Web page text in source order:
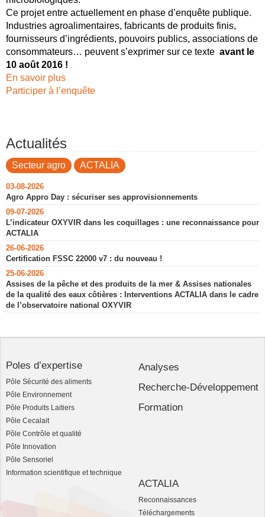
Ce projet entre actuellement en phase d’enquête publique.
Industries agroalimentaires, fabricants de produits finis,
fournisseurs d’ingrédients, pouvoirs publics, associations de
consommateurs… peuvent s’exprimer sur ce texte avant le
10 août 2016 !
En savoir plus
Participer à l’enquête
Actualités
Secteur agro ACTALIA
03-08-2026
Agro Appro Day : sécuriser ses approvisionnements
09-07-2026
L’indicateur OXYVIR dans les coquillages : une reconnaissance pour
ACTALIA
26-06-2026
Certification FSSC 22000 v7 : du nouveau !
25-06-2026
Assises de la pêche et des produits de la mer & Assises nationales
de la qualité des eaux côtières : Interventions ACTALIA dans le cadre
de l’observatoire national OXYVIR
Poles d’expertise
Pôle Sécurité des aliments
Pôle Environnement
Pôle Produits Laitiers
Pôle Cecalait
Pôle Contrôle et qualité
Pôle Innovation
Pôle Sensoriel
Information scientifique et technique
Analyses
Recherche-Développement
Formation
ACTALIA
Reconnaissances
Téléchargements